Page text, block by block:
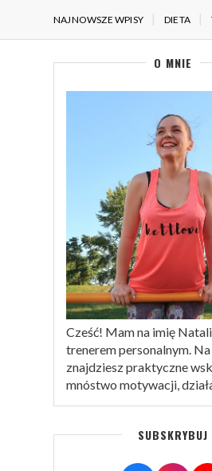
NAJNOWSZE WPISY DIETA
O MNIE
Cześć! Mam na imię
trenerem personalnym.
znajdziesz praktyczne
mnóstwo motywacji,
SUBSKRYBUJ